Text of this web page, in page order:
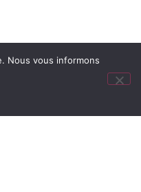
Nous vous informons